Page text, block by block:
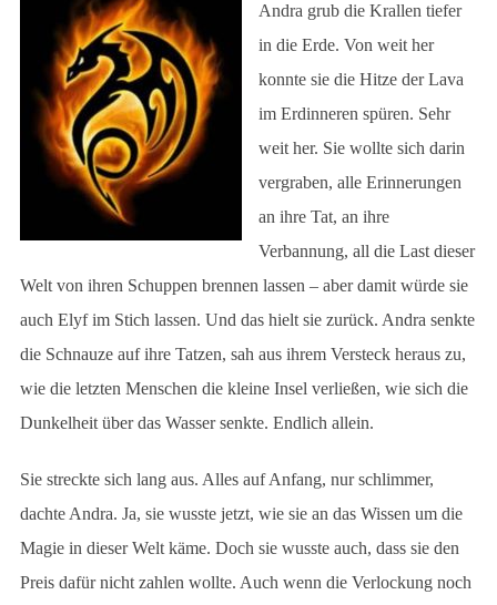
Andra grub die Krallen tiefer
in die Erde. Von weit her
konnte sie die Hitze der Lava
im Erdinneren spüren. Sehr
weit her. Sie wollte sich darin
vergraben, alle Erinnerungen
an ihre Tat, an ihre
Verbannung, all die Last dieser
Welt von ihren Schuppen brennen lassen – aber damit würde sie
auch Elyf im Stich lassen. Und das hielt sie zurück. Andra senkte
die Schnauze auf ihre Tatzen, sah aus ihrem Versteck heraus zu,
wie die letzten Menschen die kleine Insel verließen, wie sich die
Dunkelheit über das Wasser senkte. Endlich allein.
Sie streckte sich lang aus. Alles auf Anfang, nur schlimmer,
dachte Andra. Ja, sie wusste jetzt, wie sie an das Wissen um die
Magie in dieser Welt käme. Doch sie wusste auch, dass sie den
Preis dafür nicht zahlen wollte. Auch wenn die Verlockung noch